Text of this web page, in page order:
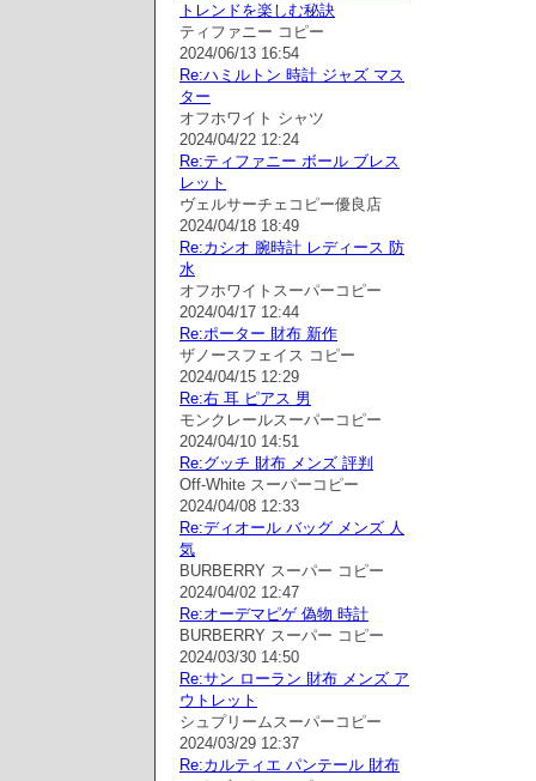
トレンドを楽しむ秘訣
ティファニー コピー
2024/06/13 16:54
Re:ハミルトン 時計 ジャズ マス
ター
オフホワイト シャツ
2024/04/22 12:24
Re:ティファニー ボール ブレス
レット
ヴェルサーチェコピー優良店
2024/04/18 18:49
Re:カシオ 腕時計 レディース 防
水
オフホワイトスーパーコピー
2024/04/17 12:44
Re:ポーター 財布 新作
ザノースフェイス コピー
2024/04/15 12:29
Re:右 耳 ピアス 男
モンクレールスーパーコピー
2024/04/10 14:51
Re:グッチ 財布 メンズ 評判
Off-White スーパーコピー
2024/04/08 12:33
Re:ディオール バッグ メンズ 人
気
BURBERRY スーパー コピー
2024/04/02 12:47
Re:オーデマピゲ 偽物 時計
BURBERRY スーパー コピー
2024/03/30 14:50
Re:サン ローラン 財布 メンズ ア
ウトレット
シュプリームスーパーコピー
2024/03/29 12:37
Re:カルティエ パンテール 財布